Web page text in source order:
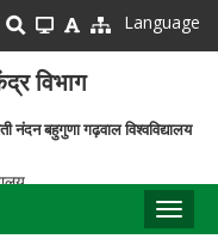
Language
विभाग
विश्वविद्यालय